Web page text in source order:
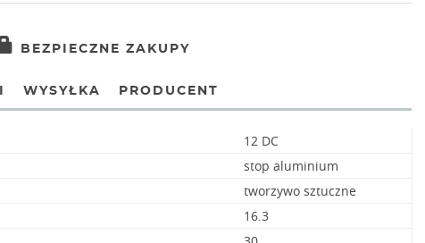
BEZPIECZNE ZAKUPY
WYSYŁKA PRODUCENT
12 DC
stop aluminium
tworzywo sztuczne
16.3